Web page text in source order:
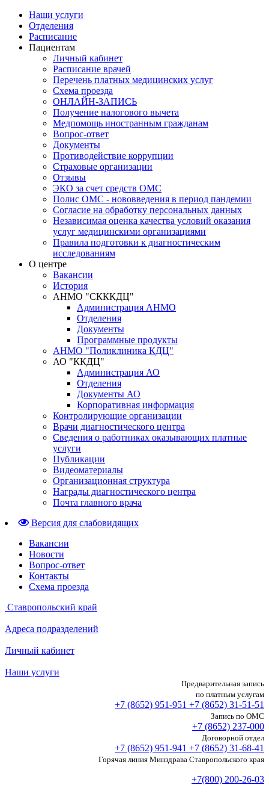
Наши услуги
Отделения
Расписание
Пациентам
Личный кабинет
Расписание врачей
Перечень платных медицинских услуг
Схема проезда
ОНЛАЙН-ЗАПИСЬ
Получение налогового вычета
Медпомощь иностранным гражданам
Вопрос-ответ
Документы
Противодействие коррупции
Страховые организации
Отзывы
ЭКО за счет средств ОМС
Полис ОМС - нововведения в период пандемии
Согласие на обработку персональных данных
Независимая оценка качества условий оказания
услуг медицинскими организациями
Правила подготовки к диагностическим
исследованиям
О центре
Вакансии
История
АНМО "СКККДЦ"
Администрация АНМО
Отделения
Документы
Программные продукты
АНМО "Поликлиника КДЦ"
АО "ККДЦ"
Администрация АО
Отделения
Документы АО
Корпоративная информация
Контролирующие организации
Врачи диагностического центра
Сведения о работниках оказывающих платные
услуги
Публикации
Видеоматериалы
Организационная структура
Награды диагностического центра
Почта главного врача
Версия для слабовидящих
Вакансии
Новости
Вопрос-ответ
Контакты
Схема проезда
Ставропольский край
Адреса подразделений
Личный кабинет
Наши услуги
Предварительная запись
по платным услугам
+7 (8652) 951-951 +7 (8652) 31-51-51
Запись по ОМС
+7 (8652) 237-000
Договорной отдел
+7 (8652) 951-941 +7 (8652) 31-68-41
Горячая линия Минздрава Ставропольского края
+7(800) 200-26-03